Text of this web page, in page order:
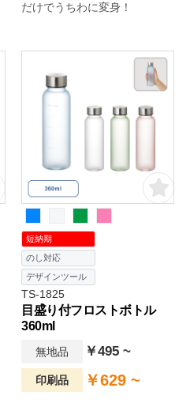
だけでうちわに変身！
短納期
のし対応
デザインツール
TS-1825
目盛り付フロストボトル
360ml
無地品 ￥495 ~
印刷品 ￥629 ~